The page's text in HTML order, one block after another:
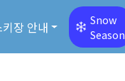
장 안내
Snow
Season